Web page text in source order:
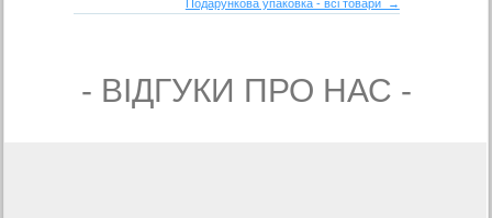
Подарункова упаковка - всі товари →
- ВIДГУКИ ПРО НАС -